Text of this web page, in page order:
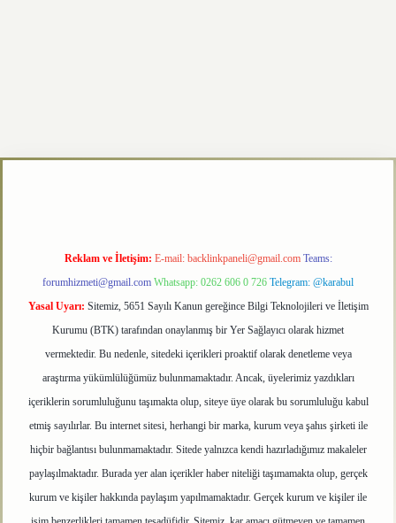
Reklam ve İletişim: E-mail: backlinkpaneli@gmail.com Teams:
forumhizmeti@gmail.com Whatsapp: 0262 606 0 726 Telegram: @karabul
Yasal Uyarı: Sitemiz, 5651 Sayılı Kanun gereğince Bilgi Teknolojileri ve İletişim
Kurumu (BTK) tarafından onaylanmış bir Yer Sağlayıcı olarak hizmet
vermektedir. Bu nedenle, sitedeki içerikleri proaktif olarak denetleme veya
araştırma yükümlülüğümüz bulunmamaktadır. Ancak, üyelerimiz yazdıkları
içeriklerin sorumluluğunu taşımakta olup, siteye üye olarak bu sorumluluğu kabul
etmiş sayılırlar. Bu internet sitesi, herhangi bir marka, kurum veya şahıs şirketi ile
hiçbir bağlantısı bulunmamaktadır. Sitede yalnızca kendi hazırladığımız makaleler
paylaşılmaktadır. Burada yer alan içerikler haber niteliği taşımamakta olup, gerçek
kurum ve kişiler hakkında paylaşım yapılmamaktadır. Gerçek kurum ve kişiler ile